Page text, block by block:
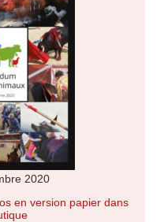
2020
en version papier dans